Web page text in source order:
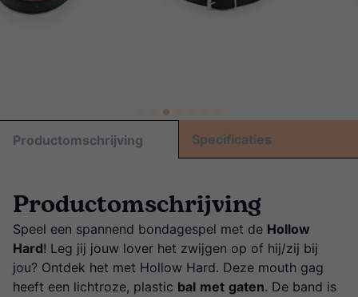
Productomschrijving Specificaties
Productomschrijving
Speel een spannend bondagespel met de Hollow
Hard! Leg jij jouw lover het zwijgen op of hij/zij bij
jou? Ontdek het met Hollow Hard. Deze mouth gag
heeft een lichtroze, plastic bal met gaten. De band is